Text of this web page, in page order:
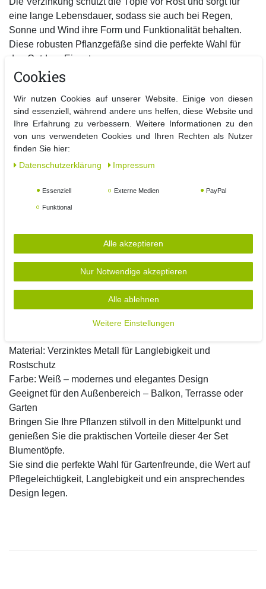
eine lange Lebensdauer, sodass sie auch bei Regen,
Sonne und Wind ihre Form und Funktionalität behalten.
Diese robusten Pflanzgefäße sind die perfekte Wahl für
den Outdoor-Einsatz.
Vielseitig und Praktisch
Mit den kompakten Maßen von Ø17 cm x H15 cm bieten
die Blumentöpfe ausreichend Platz für Ihre Pflanzen.
So können Sie eine grüne Oase schaffen.
Garten- oder Balkonambiente ein und sorgt für eine
stilvolle Optik.
Pflanzen verwenden – diese Blumentöpfe ergänzen jedes
Pflanzenarrangement und schaffen eine einladende
Atmosphäre.
Set mit 4 Balkontöpfen in 4 weiß
Durchmesser: 17 cm, Höhe: 15 cm – ideal für
Material: Verzinktes Metall für Langlebigkeit und
Rostschutz
Farbe: Weiß – modernes und elegantes Design
Geeignet für den Außenbereich – Balkon, Terrasse oder
Garten
Bringen Sie Ihre Pflanzen stilvoll in den Mittelpunkt und
genießen Sie die praktischen Vorteile dieser 4er Set
Blumentöpfe.
Sie sind die perfekte Wahl für Gartenfreunde, die Wert auf
Pflegeleichtigkeit, Langlebigkeit und ein ansprechendes
Design legen.
Cookies
Wir nutzen Cookies auf unserer Website. Einige von diesen
sind essenziell, während andere uns helfen, diese Website und
Ihre Erfahrung zu verbessern. Weitere Informationen zu den
von uns verwendeten Cookies und Ihren Rechten als Nutzer
finden Sie hier:
Daten­schutz­erklärung
Impressum
Essenziell Externe Medien PayPal
Funktional
Alle akzeptieren
Nur Notwendige akzeptieren
Alle ablehnen
Weitere Einstellungen